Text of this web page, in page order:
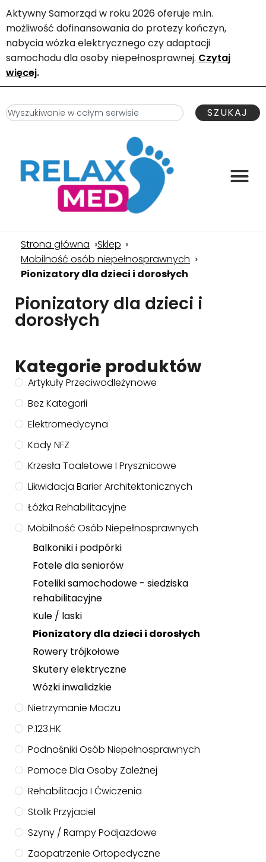
Aktywny Samorząd w roku 2026 oferuje m.in.
możliwość dofinansowania do protezy kończyn,
nabycia wózka elektrycznego czy adaptacji
samochodu dla osoby niepełnosprawnej. Czytaj
więcej.
SZUKAJ
Strona główna Sklep
Mobilność osób niepełnosprawnych
Pionizatory dla dzieci i dorosłych
Pionizatory dla dzieci i
dorosłych
Kategorie produktów
Artykuły Przeciwodleżynowe
Bez Kategorii
Elektromedycyna
Kody NFZ
Krzesła Toaletowe I Prysznicowe
Likwidacja Barier Architektonicznych
Łóżka Rehabilitacyjne
Mobilność Osób Niepełnosprawnych
Balkoniki i podpórki
Fotele dla seniorów
Foteliki samochodowe - siedziska
rehabilitacyjne
Kule / laski
Pionizatory dla dzieci i dorosłych
Rowery trójkołowe
Skutery elektryczne
Wózki inwalidzkie
Nietrzymanie Moczu
P.123.HK
Podnośniki Osób Niepełnosprawnych
Pomoce Dla Osoby Zależnej
Rehabilitacja I Ćwiczenia
Stolik Przyjaciel
Szyny / Rampy Podjazdowe
Zaopatrzenie Ortopedyczne